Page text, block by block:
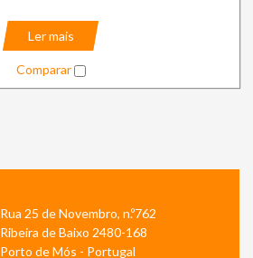
Ler mais
Comparar
Rua 25 de Novembro, n.º762
Ribeira de Baixo 2480-168
Porto de Mós - Portugal